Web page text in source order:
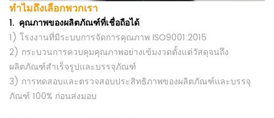
ทำไมถึงเลือกพวกเรา
1. คุณภาพของผลิตภัณฑ์ที่เชื่อถือได้
1) โรงงานที่มีระบบการจัดการคุณภาพ ISO9001:2015
2) กระบวนการควบคุมคุณภาพอย่างเข้มงวดตั้งแต่วัสดุจนถึง
ผลิตภัณฑ์สำเร็จรูปและบรรจุภัณฑ์
3) การทดสอบและตรวจสอบประสิทธิภาพของผลิตภัณฑ์และบรรจุ
ภัณฑ์ 100% ก่อนส่งมอบ